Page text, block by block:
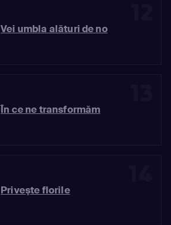
Vei umbla alături de no
În ce ne transformăm
Priveşte florile